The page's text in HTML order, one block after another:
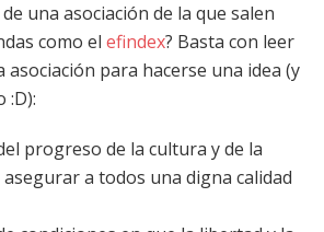
una asociación de la que salen
como el efindex? Basta con leer
asociación para hacerse una idea (y
:D):
progreso de la cultura y de la
a todos una digna calidad